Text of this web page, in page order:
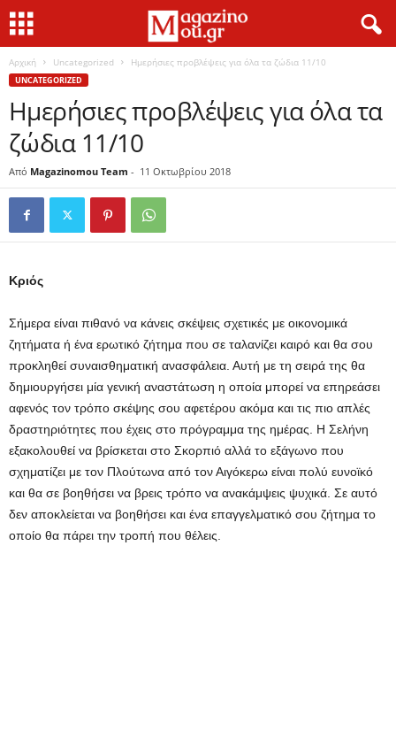
Αρχική Uncategorized Ημερήσιες προβλέψεις για όλα τα ζώδια 11/10
UNCATEGORIZED
Ημερήσιες προβλέψεις για όλα τα
ζώδια 11/10
Από Magazinomou Team - 11 Οκτωβρίου 2018
Κριός
Σήμερα είναι πιθανό να κάνεις σκέψεις σχετικές με οικονομικά
ζητήματα ή ένα ερωτικό ζήτημα που σε ταλανίζει καιρό και θα σου
προκληθεί συναισθηματική ανασφάλεια. Αυτή με τη σειρά της θα
δημιουργήσει μία γενική αναστάτωση η οποία μπορεί να επηρεάσει
αφενός τον τρόπο σκέψης σου αφετέρου ακόμα και τις πιο απλές
δραστηριότητες που έχεις στο πρόγραμμα της ημέρας. Η Σελήνη
εξακολουθεί να βρίσκεται στο Σκορπιό αλλά το εξάγωνο που
σχηματίζει με τον Πλούτωνα από τον Αιγόκερω είναι πολύ ευνοϊκό
και θα σε βοηθήσει να βρεις τρόπο να ανακάμψεις ψυχικά. Σε αυτό
δεν αποκλείεται να βοηθήσει και ένα επαγγελματικό σου ζήτημα το
οποίο θα πάρει την τροπή που θέλεις.